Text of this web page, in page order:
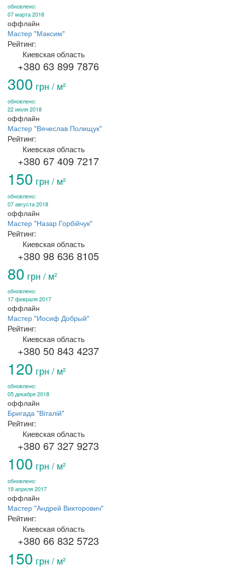
обновлено:
07 марта 2018
оффлайн
Мастер "Максим"
Рейтинг:
Киевская область
+380 63 899 7876
300 грн / м²
обновлено:
22 июля 2018
оффлайн
Мастер "Вячеслав Полищук"
Рейтинг:
Киевская область
+380 67 409 7217
150 грн / м²
обновлено:
07 августа 2018
оффлайн
Мастер "Назар Горбійчук"
Рейтинг:
Киевская область
+380 98 636 8105
80 грн / м²
обновлено:
17 февраля 2017
оффлайн
Мастер "Иосиф Добрый"
Рейтинг:
Киевская область
+380 50 843 4237
120 грн / м²
обновлено:
05 декабря 2018
оффлайн
Бригада "Віталій"
Рейтинг:
Киевская область
+380 67 327 9273
100 грн / м²
обновлено:
19 апреля 2017
оффлайн
Мастер "Андрей Викторович"
Рейтинг:
Киевская область
+380 66 832 5723
150 грн / м²